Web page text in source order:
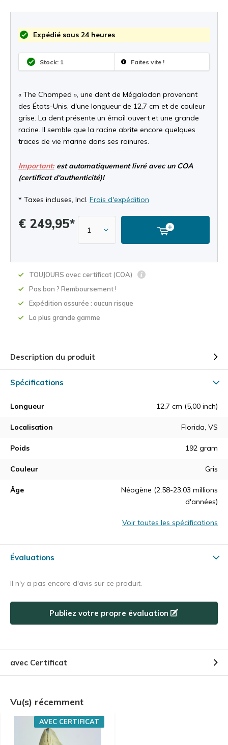
Expédié sous 24 heures
Stock: 1 Faites vite !
« The Chomped », une dent de Mégalodon provenant
des États-Unis, d'une longueur de 12,7 cm et de couleur
grise. La dent présente un émail ouvert et une grande
racine. Il semble que la racine abrite encore quelques
traces de vie marine dans ses rainures.
Important:est automatiquement livré avec un COA
(certificat d'authenticité)!
* Taxes incluses, Incl. Frais d'expédition
€ 249,95*
TOUJOURS avec certificat (COA)
Pas bon ? Remboursement !
Expédition assurée : aucun risque
La plus grande gamme
Description du produit
Spécifications
Longueur 12,7 cm (5,00 inch)
Localisation Florida, VS
Poids 192 gram
Couleur Gris
Âge
Néogène (2,58-23,03 millions
d'années)
Voir toutes les spécifications
Évaluations
Il n'y a pas encore d'avis sur ce produit.
Publiez votre propre évaluation
avec Certificat
Vu(s) récemment
AVEC CERTIFICAT